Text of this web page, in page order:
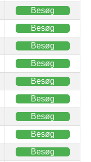
Besøg
Besøg
Besøg
Besøg
Besøg
Besøg
Besøg
Besøg
Besøg